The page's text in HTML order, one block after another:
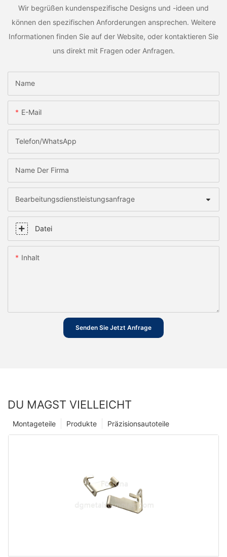
Wir begrüßen kundenspezifische Designs und -ideen und
können den spezifischen Anforderungen ansprechen. Weitere
Informationen finden Sie auf der Website, oder kontaktieren Sie
uns direkt mit Fragen oder Anfragen.
Name
E-Mail
Telefon/WhatsApp
Name Der Firma
Bearbeitungsdienstleistungsanfrage
Datei
Inhalt
Senden Sie Jetzt Anfrage
DU MAGST VIELLEICHT
Präzisionsautoteile
Produkte
Montageteile